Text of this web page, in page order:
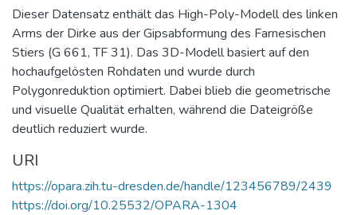
Dieser Datensatz enthält das High-Poly-Modell des linken
Arms der Dirke aus der Gipsabformung des Farnesischen
Stiers (G 661, TF 31). Das 3D-Modell basiert auf den
hochaufgelösten Rohdaten und wurde durch
Polygonreduktion optimiert. Dabei blieb die geometrische
und visuelle Qualität erhalten, während die Dateigröße
deutlich reduziert wurde.
URI
https://opara.zih.tu-dresden.de/handle/123456789/2439
https://doi.org/10.25532/OPARA-1304